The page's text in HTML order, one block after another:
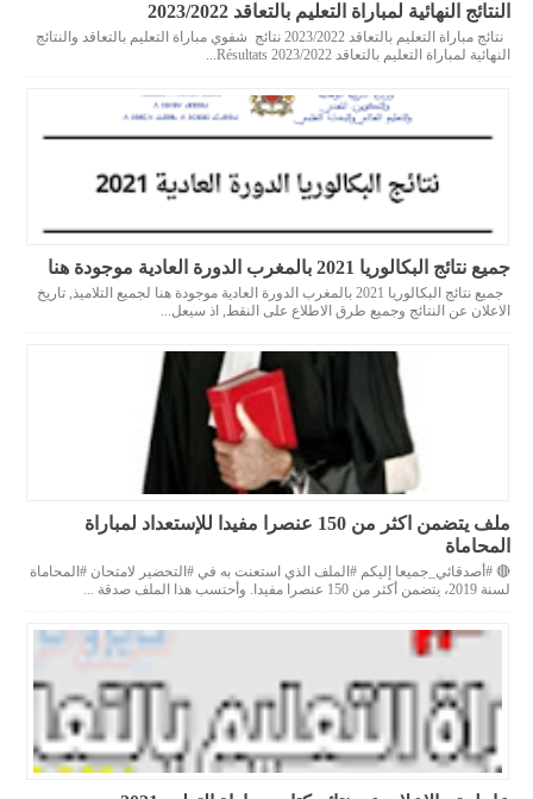
النتائج النهائية لمباراة التعليم بالتعاقد 2023/2022
نتائج مباراة التعليم بالتعاقد 2023/2022 نتائج شفوي مباراة التعليم بالتعاقد والنتائج
النهائية لمباراة التعليم بالتعاقد 2023/2022 Résultats...
جميع نتائج البكالوريا 2021 بالمغرب الدورة العادية موجودة هنا
جميع نتائج البكالوريا 2021 بالمغرب الدورة العادية موجودة هنا لجميع التلاميذ, تاريخ
الاعلان عن النتائج وجميع طرق الاطلاع على النقط, اذ سيعل...
ملف يتضمن اكثر من 150 عنصرا مفيدا للإستعداد لمباراة
المحاماة
🔴 #أصدقائي_جميعا إليكم #الملف الذي استعنت به في #التحضير لامتحان #المحاماة
لسنة 2019، يتضمن أكثر من 150 عنصرا مفيدا. وأحتسب هذا الملف صدقة ...